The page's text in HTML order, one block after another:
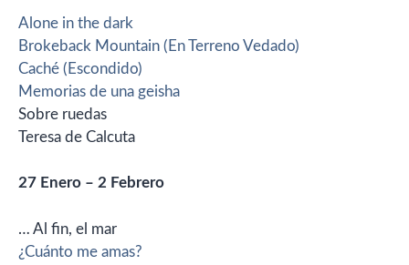
Alone in the dark
Brokeback Mountain (En Terreno Vedado)
Caché (Escondido)
Memorias de una geisha
Sobre ruedas
Teresa de Calcuta
27 Enero – 2 Febrero
… Al fin, el mar
¿Cuánto me amas?